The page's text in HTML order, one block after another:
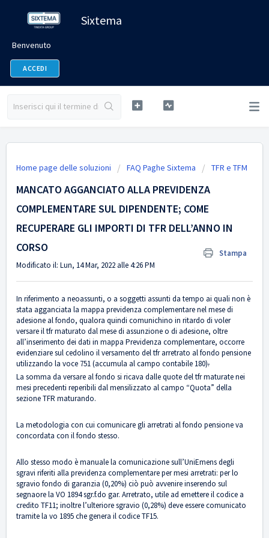
Sixtema
Benvenuto
ACCEDI
Home page delle soluzioni FAQ Paghe Sixtema TFR e TFM
MANCATO AGGANCIATO ALLA PREVIDENZA
COMPLEMENTARE SUL DIPENDENTE; COME
RECUPERARE GLI IMPORTI DI TFR DELL’ANNO IN
CORSO
Stampa
Modificato il: Lun, 14 Mar, 2022 alle 4:26 PM
In riferimento a neoassunti, o a soggetti assunti da tempo ai quali non è
stata agganciata la mappa previdenza complementare nel mese di
adesione al fondo, qualora quindi comunichino in ritardo di voler
versare il tfr maturato dal mese di assunzione o di adesione, oltre
all’inserimento dei dati in mappa Previdenza complementare, occorre
evidenziare sul cedolino il versamento del tfr arretrato al fondo pensione
utilizzando la voce 751 (accumula al campo contabile 180).
La somma da versare al fondo si ricava dalle quote del tfr maturate nei
mesi precedenti reperibili dal mensilizzato al campo “Quota” della
sezione TFR maturando.
La metodologia con cui comunicare gli arretrati al fondo pensione va
concordata con il fondo stesso.
Allo stesso modo è manuale la comunicazione sull’UniEmens degli
sgravi riferiti alla previdenza complementare per mesi arretrati: per lo
sgravio fondo di garanzia (0,20%) ciò può avvenire inserendo sul
segnaore la VO 1894 sgr.f.do gar. Arretrato, utile ad emettere il codice a
credito TF11; inoltre l’ulteriore sgravio (0,28%) deve essere comunicato
tramite la vo 1895 che genera il codice TF15.